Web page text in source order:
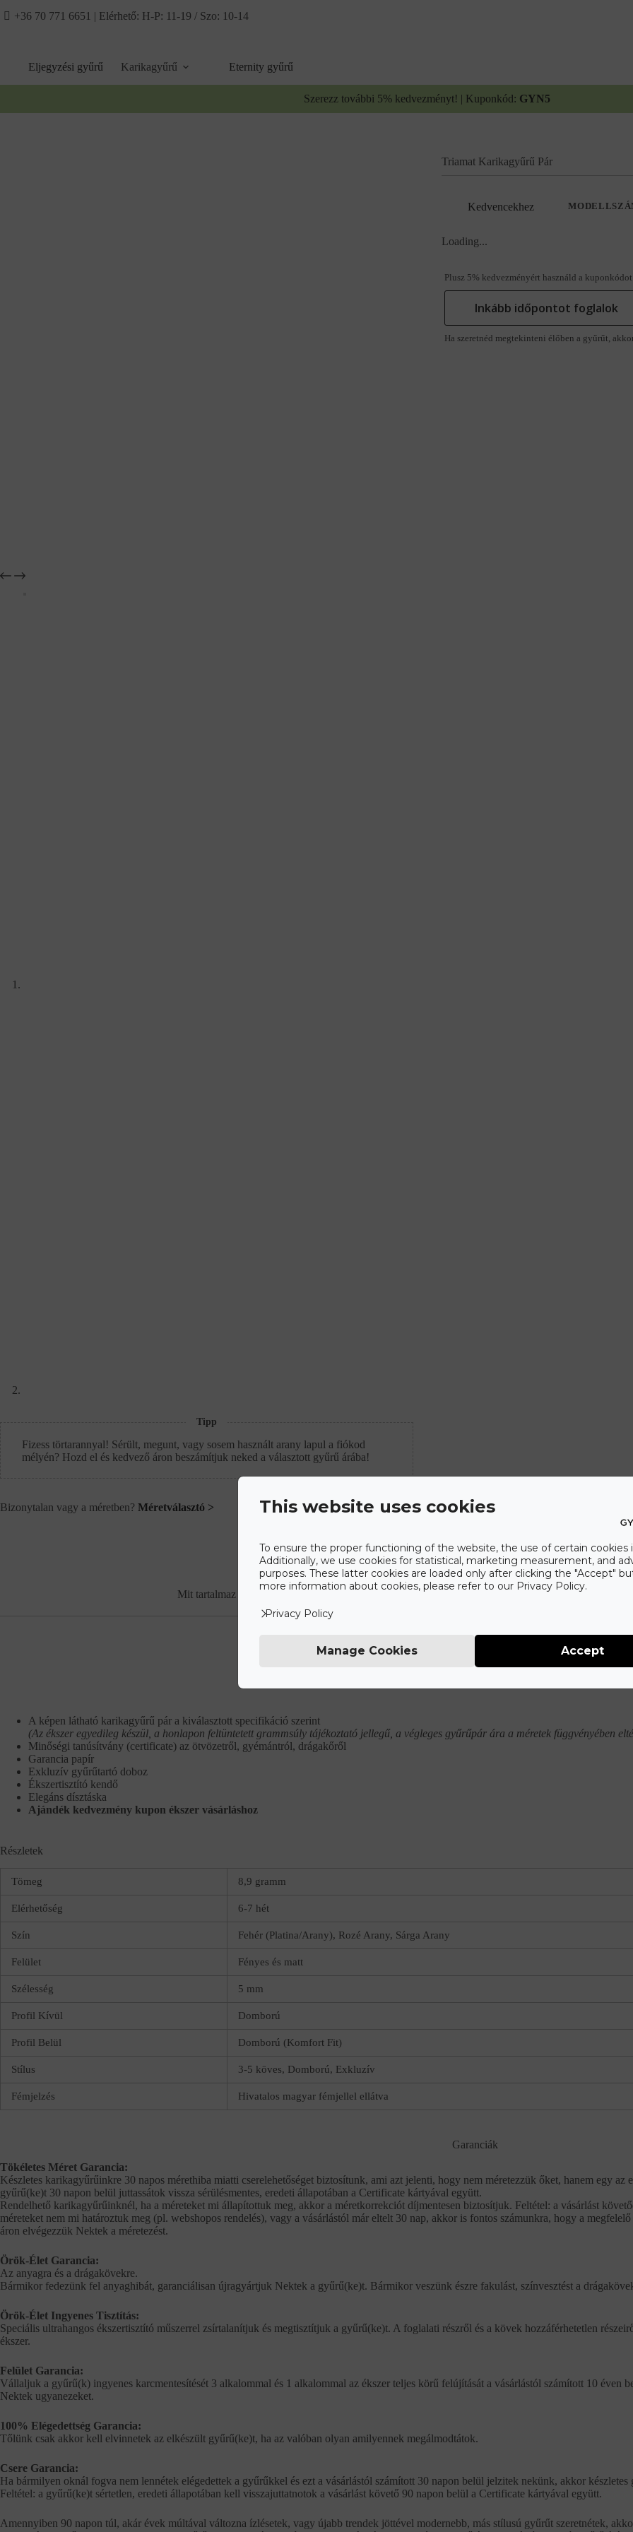
+36 70 771 6651 | Elérhető: H-P: 11-19 / Szo: 10-14
Eljegyzési gyűrű Karikagyűrű Eternity gyűrű
Szerezz további 5% kedvezményt! | Kuponkód: GYN5
Tipp
Fizess törtarannyal! Sérült, megunt, vagy sosem használt arany lapul a fiókod
mélyén? Hozd el és kedvező áron beszámítjuk neked a választott gyűrű árába!
Bizonytalan vagy a méretben? Méretválasztó >
Triamat Karikagyűrű Pár
Kedvencekhez
Loading...
Plusz 5% kedvezményért használd a kuponkódot.
Inkább időpontot foglalok
Ha szeretnéd megtekinteni élőben a gyűrűt,
Mit tartalmaz az ár? Garanciák Személyre szabott megoldások
Mit tartalmaz az ár?
A képen látható karikagyűrű pár a kiválasztott specifikáció szerint
(Az ékszer egyedileg készül, a honlapon feltüntetett grammsúly tájékoztató jellegű, a végleges gyűrűpár ára a méretek függvényében
Minőségi tanúsítvány (certificate) az ötvözetről, gyémántról, drágakőről
Garancia papír
Exkluzív gyűrűtartó doboz
Ékszertisztító kendő
Elegáns dísztáska
Ajándék kedvezmény kupon ékszer vásárláshoz
Részletek
Tömeg 8,9 gramm
Elérhetőség 6-7 hét
Szín Fehér (Platina/Arany), Rozé Arany, Sárga Arany
Felület Fényes és matt
Szélesség 5 mm
Profil Kívül Domború
Profil Belül Domború (Komfort Fit)
Stílus 3-5 köves, Domború, Exkluzív
Fémjelzés Hivatalos magyar fémjellel ellátva
Garanciák
Tökéletes Méret Garancia:
Készletes karikagyűrűinkre 30 napos mérethiba miatti cserelehetőséget biztosítunk, ami azt jelenti, hogy nem méretezzük őket, hanem egy
gyűrű(ke)t 30 napon belül juttassátok vissza sérülésmentes, eredeti állapotában a Certificate kártyával együtt.
Rendelhető karikagyűrűinknél, ha a méreteket mi állapítottuk meg, akkor a méretkorrekciót díjmentesen biztosítjuk. Feltétel: a vásárlást
méreteket nem mi határoztuk meg (pl. webshopos rendelés), vagy a vásárlástól már eltelt 30 nap, akkor is fontos számunkra, hogy a
áron elvégezzük Nektek a méretezést.
Örök-Élet Garancia:
Az anyagra és a drágakövekre.
Bármikor fedezünk fel anyaghibát, garanciálisan újragyártjuk Nektek a gyűrű(ke)t. Bármikor veszünk észre fakulást, színvesztést a
Örök-Élet Ingyenes Tisztítás:
Speciális ultrahangos ékszertisztító műszerrel zsírtalanítjuk és megtisztítjuk a gyűrű(ke)t. A foglalati részről és a kövek hozzáférhetetlen
ékszer.
Felület Garancia:
Vállaljuk a gyűrű(k) ingyenes karcmentesítését 3 alkalommal és 1 alkalommal az ékszer teljes körű felújítását a vásárlástól számított 10 éven
Nektek ugyanezeket.
100% Elégedettség Garancia:
Tőlünk csak akkor kell elvinnetek az elkészült gyűrű(ke)t, ha az valóban olyan amilyennek megálmodtátok.
Csere Garancia:
Ha bármilyen oknál fogva nem lennétek elégedettek a gyűrűkkel és ezt a vásárlástól számított 30 napon belül jelzitek nekünk, akkor
Feltétel: a gyűrű(ke)t sértetlen, eredeti állapotában kell visszajuttatnotok a vásárlást követő 90 napon belül a Certificate kártyával együtt.
Amennyiben 90 napon túl, akár évek múltával változna ízlésetek, vagy újabb trendek jöttével modernebb, más stílusú gyűrűt szeretnétek,
This website uses cookies
To ensure the proper functioning of the website, the use of certain cookies
Additionally, we use cookies for statistical, marketing measurement, and
purposes. These latter cookies are loaded only after clicking the "Accept"
more information about cookies, please refer to our Privacy Policy.
Privacy Policy
Manage Cookies Accept